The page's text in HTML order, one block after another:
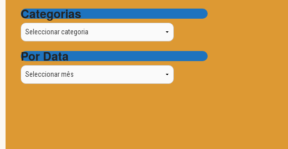
Categorias
Categorias
Por Data
Por
Data